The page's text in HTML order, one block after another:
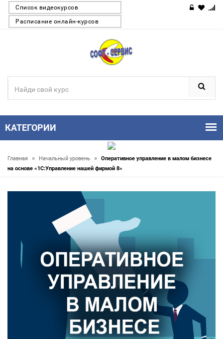
Список видеокурсов
Расписание онлайн-курсов
КАТЕГОРИИ
Главная » Начальный уровень »
Оперативное управление в малом бизнесе
на основе «1С:Управление нашей фирмой 8»